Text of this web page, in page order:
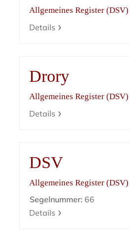
Allgemeines Register (DSV)
Details
Drory
Allgemeines Register (DSV)
Details
DSV
Allgemeines Register (DSV)
Segelnummer: 66
Details